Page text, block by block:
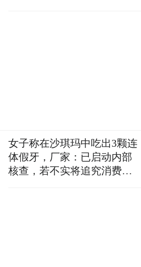
女子称在沙琪玛中吃出3颗连
体假牙，厂家：已启动内部
核查，若不实将追究消费者